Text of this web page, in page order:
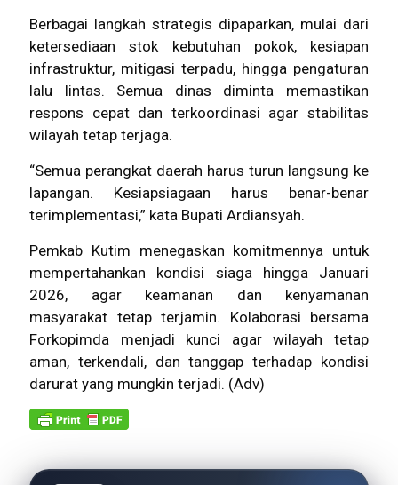
Berbagai langkah strategis dipaparkan, mulai dari
ketersediaan stok kebutuhan pokok, kesiapan
infrastruktur, mitigasi terpadu, hingga pengaturan
lalu lintas. Semua dinas diminta memastikan
respons cepat dan terkoordinasi agar stabilitas
wilayah tetap terjaga.
“Semua perangkat daerah harus turun langsung ke
lapangan. Kesiapsiagaan harus benar-benar
terimplementasi,” kata Bupati Ardiansyah.
Pemkab Kutim menegaskan komitmennya untuk
mempertahankan kondisi siaga hingga Januari
2026, agar keamanan dan kenyamanan
masyarakat tetap terjamin. Kolaborasi bersama
Forkopimda menjadi kunci agar wilayah tetap
aman, terkendali, dan tanggap terhadap kondisi
darurat yang mungkin terjadi. (Adv)